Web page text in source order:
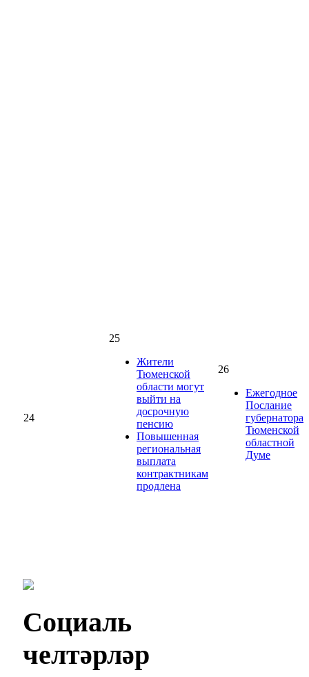
24
25
Жители
Тюменской
области могут
выйти на
досрочную
пенсию
Повышенная
региональная
выплата
контрактникам
продлена
26
Ежегодное
Послание
губернатора
Тюменской
областной
Думе
Социаль
челтәрләр